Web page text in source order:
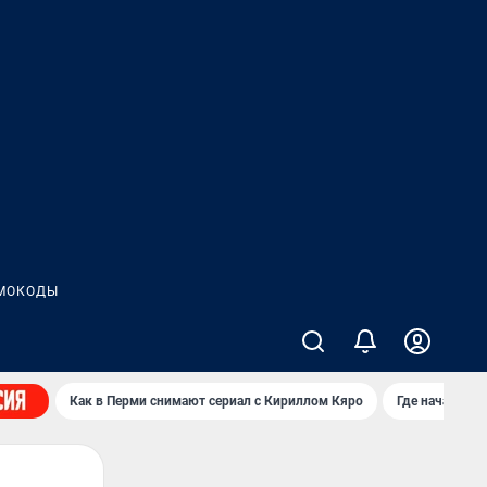
Как в Перми снимают сериал с Кириллом Кяро Где начать